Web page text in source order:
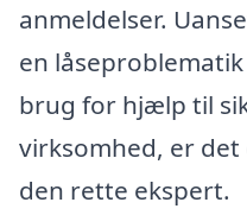
anmeldelser.
en
brug for hjælp til
virksomhed, er
den rette ekspert.